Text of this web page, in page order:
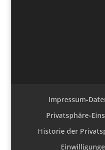
Impressum-
Privatsphäre-
Historie der